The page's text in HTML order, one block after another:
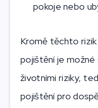
pokoje nebo
Kromě těchto
pojištění je
životními riziky,
pojištění pro